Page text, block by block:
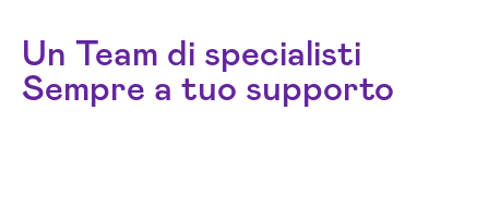
Un Team di specialisti
Sempre a tuo supporto